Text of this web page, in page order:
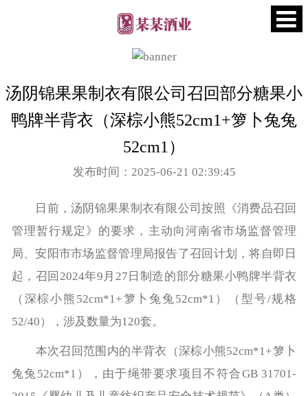
汤阴锦果果制衣有限公司召回部分糖果小
鸭牌半背衣（深棕小熊52cm1+箩卜兔兔
52cm1）
发布时间：2025-06-21 02:39:45
日前，汤阴锦果果制衣有限公司按照《消费品召回
管理暂行规定》的要求，主动向河南省市场监督管理
局、安阳市市场监督管理局报告了召回计划，将自即日
起，召回2024年9月27日制造的部分糖果小鸭牌半背衣
（深棕小熊52cm*1+箩卜兔兔52cm*1）（型号/规格
52/40），涉及数量为120套。
本次召回范围内的半背衣（深棕小熊52cm*1+箩卜
兔兔52cm*1），由于绳带要求项目不符合GB 31701-